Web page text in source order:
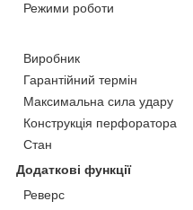
Режими роботи
Виробник
Гарантійний термін
Максимальна сила удару
Конструкція перфоратора
Стан
Додаткові функції
Реверс